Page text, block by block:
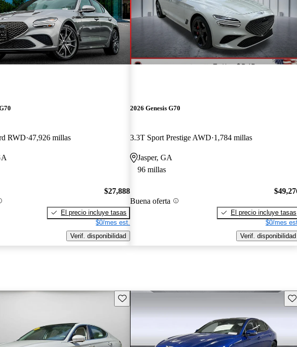
RWD 47,926 millas
$27,888
El precio incluye tasas
$0/mes est.
Verif. disponibilidad
2026 Genesis G70
3.3T Sport Prestige AWD 1,784 millas
Jasper, GA
96 millas
Buena oferta
El precio incluye tasas
$0/mes
Verif. disponibilidad
Guarda este Aviso